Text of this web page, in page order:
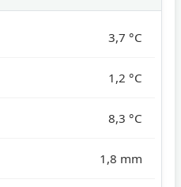
3,7 °C
1,2 °C
8,3 °C
1,8 mm